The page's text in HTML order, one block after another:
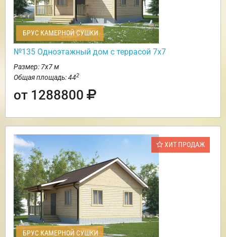
БРУС КАМЕРНОЙ СУШКИ
№135 Одноэтажный дом с террасой 7х7
Размер: 7х7 м
Общая площадь: 442
от 1288800
ХИТ ПРОДАЖ
БРУС КАМЕРНОЙ СУШКИ